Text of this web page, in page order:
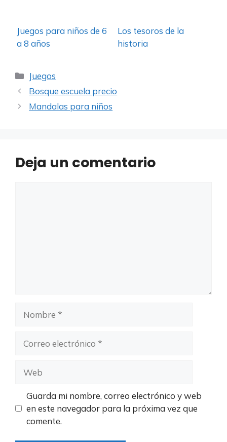
Juegos para niños de 6
a 8 años
Los tesoros de la
historia
Categorías
Juegos
Bosque escuela precio
Mandalas para niños
Deja un comentario
electrónico
Guarda mi nombre, correo electrónico y web
en este navegador para la próxima vez que
comente.